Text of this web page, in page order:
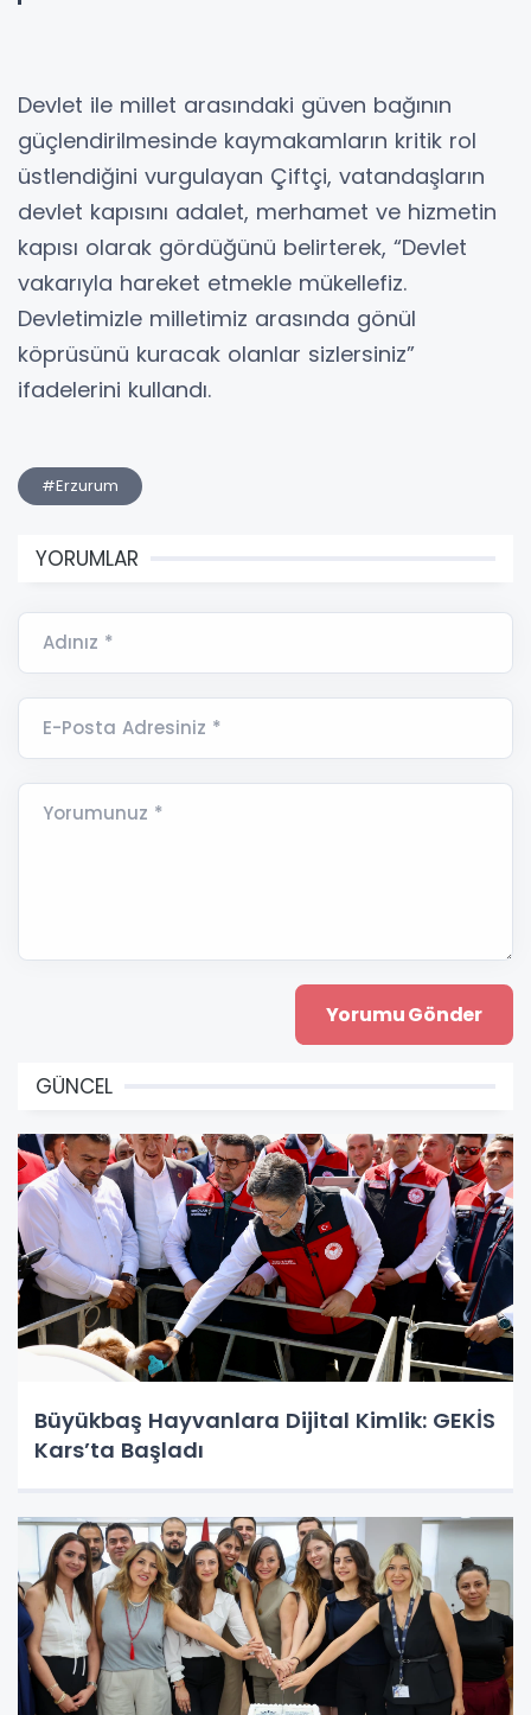
Devlet ile millet arasındaki güven bağının
güçlendirilmesinde kaymakamların kritik rol
üstlendiğini vurgulayan Çiftçi, vatandaşların
devlet kapısını adalet, merhamet ve hizmetin
kapısı olarak gördüğünü belirterek, “Devlet
vakarıyla hareket etmekle mükellefiz.
Devletimizle milletimiz arasında gönül
köprüsünü kuracak olanlar sizlersiniz”
ifadelerini kullandı.
#Erzurum
YORUMLAR
Adınız *
E-Posta Adresiniz *
Yorumunuz *
GÜNCEL
Büyükbaş Hayvanlara Dijital Kimlik: GEKİS
Kars’ta Başladı